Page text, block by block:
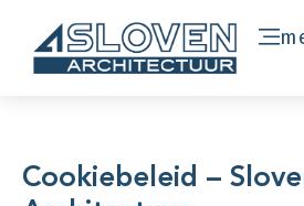
Cookiebeleid –